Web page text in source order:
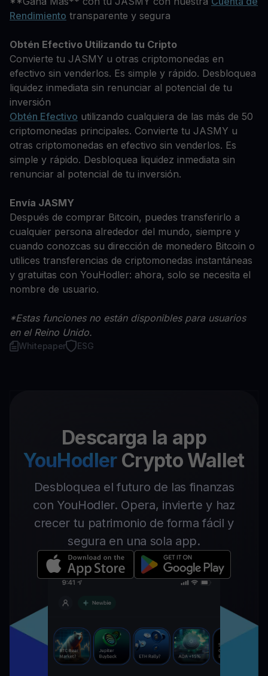
Rendimiento transparente y segura
Obtén Efectivo Utilizando tu Cripto
Convierte tu JASMY u otras criptomonedas en
efectivo sin venderlos. Es simple y rápido. Desbloquea
liquidez inmediata sin renunciar al potencial de tu
inversión
Obtén Efectivo utilizando cualquiera de las más de 50
criptomonedas principales. Convierte tu JASMY u
otras criptomonedas en efectivo sin venderlos. Es
simple y rápido. Desbloquea liquidez inmediata sin
renunciar al potencial de tu inversión.
Envía JASMY
Después de comprar Bitcoin, puedes transferirlo a
cualquier persona alrededor del mundo, siempre y
cuando conozcas su dirección de monedero Bitcoin o
utilices transferencias de criptomonedas instantáneas
y gratuitas con YouHodler: ahora, solo se necesita el
nombre de usuario.
*Estas funciones no están disponibles para usuarios
en el Reino Unido.
Whitepaper ESG
Descarga la app
YouHodler Crypto Wallet
Desbloquea el futuro de las finanzas
con YouHodler. Opera, invierte y haz
crecer tu patrimonio de forma fácil y
segura en una sola app.